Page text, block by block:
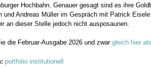
Hochbahn. Genauer gesagt sind es ihre
und Andreas Müller im Gespräch mit Patrick
an dieser Stelle jedoch nicht ausposaunen.
die Februar-Ausgabe 2026 und zwar gleich hier
portfolio institutionell